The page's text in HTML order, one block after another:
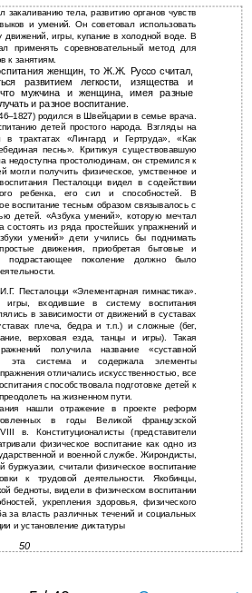
закаливанию тела, развитию органов чувств
и умений. Он советовал использовать
движений, игры, купание в холодной воде. В
применять соревновательный метод для
к занятиям.
женщин, то Ж.Ж. Руссо считал,
развитием легкости, изящества и
что мужчина и женщина, имея разные
и разное воспитание.
родился в Швейцарии в семье врача.
детей простого народа. Взгляды на
в трактатах «Лингард и Гертруда», «Как
песнь». Критикуя существовавшую
недоступна простолюдинам, он стремился к
могли получить физическое, умственное и
Песталоцци видел в содействии
ребенка, его сил и способностей. В
воспитание тесным образом связывалось с
детей. «Азбука умений», которую мечтал
из ряда простейших упражнений и
умений» дети учились бы поднимать
движения, приобретая бытовые и
поколение должно было
Песталоцци «Элементарная гимнастика».
входившие в систему воспитания
в зависимости от движений в суставах
плеча, бедра и т.п.) и сложные (бег,
верховая езда, танцы и игры). Такая
получила название «суставной
эта система и содержала элементы
отличались искусственностью, все
способствовала подготовке детей к
на жизненном пути.
нашли отражение в проекте реформ
в годы Великой французской
в. Конституционалисты (представители
физическое воспитание как одно из
и военной службе. Жирондисты,
буржуазии, считали физическое воспитание
к трудовой деятельности. Якобинцы,
бедноты, видели в физическом воспитании
укрепления здоровья, физического
за власть различных течений и социальных
и установление диктатуры
50